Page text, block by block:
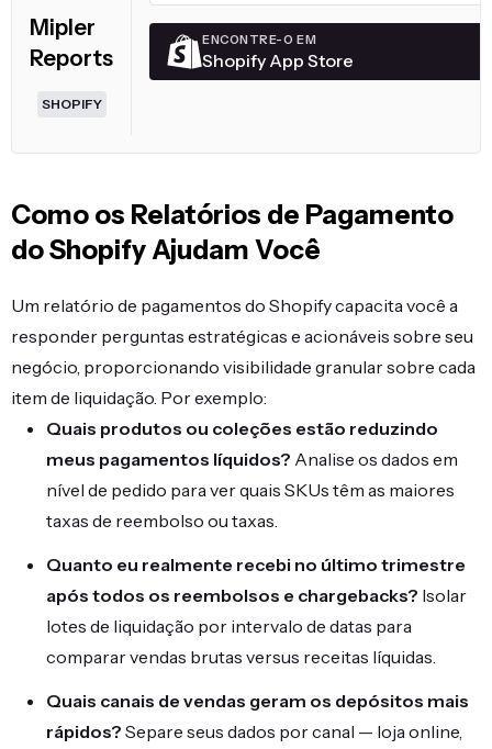
Mipler
Reports
SHOPIFY
ENCONTRE-O EM
Shopify App Store
Como os Relatórios de Pagamento
do Shopify Ajudam Você
Um relatório de pagamentos do Shopify capacita você a
responder perguntas estratégicas e acionáveis sobre seu
negócio, proporcionando visibilidade granular sobre cada
item de liquidação. Por exemplo:
Quais produtos ou coleções estão reduzindo
meus pagamentos líquidos? Analise os dados em
nível de pedido para ver quais SKUs têm as maiores
taxas de reembolso ou taxas.
Quanto eu realmente recebi no último trimestre
após todos os reembolsos e chargebacks? Isolar
lotes de liquidação por intervalo de datas para
comparar vendas brutas versus receitas líquidas.
Quais canais de vendas geram os depósitos mais
rápidos? Separe seus dados por canal — loja online,